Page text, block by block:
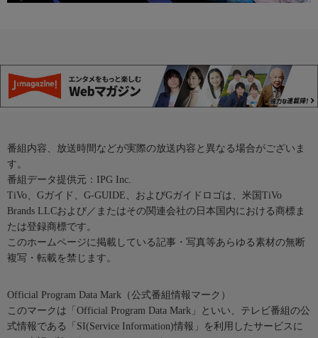
番組内容、放送時間などが実際の放送内容と異なる場合がございま
す。
番組データ提供元：IPG Inc.
TiVo、Gガイド、G-GUIDE、およびGガイドロゴは、米国TiVo
Brands LLCおよび／またはその関連会社の日本国内における商標ま
たは登録商標です。
このホームページに掲載している記事・写真等あらゆる素材の無断
複写・転載を禁じます。
Official Program Data Mark（公式番組情報マーク）
このマークは「Official Program Data Mark」といい、テレビ番組の公
式情報である「SI(Service Information)情報」を利用したサービスに